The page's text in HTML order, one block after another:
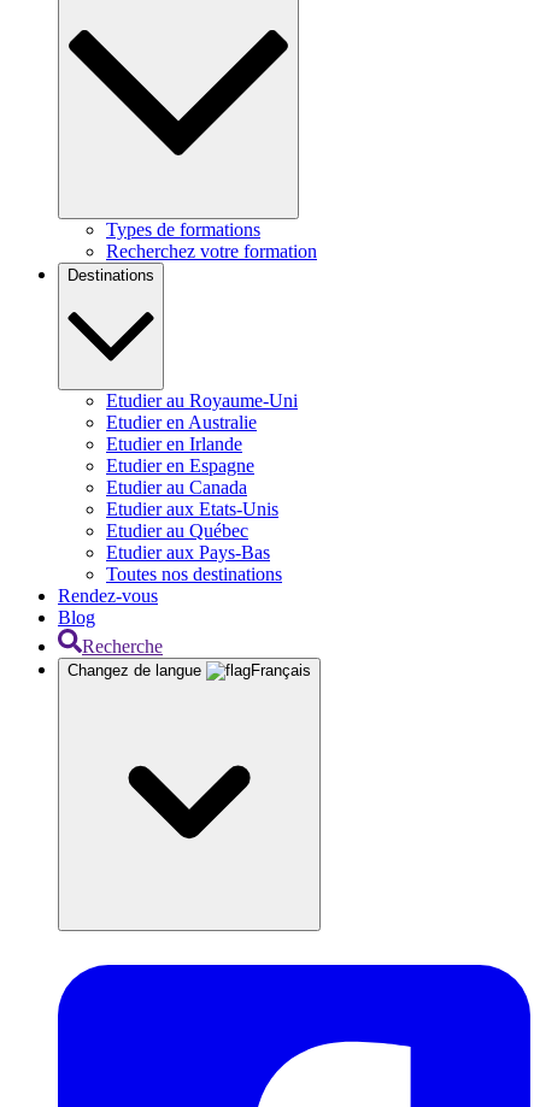
Types de formations
Recherchez votre formation
Destinations
Etudier au Royaume-Uni
Etudier en Australie
Etudier en Irlande
Etudier en Espagne
Etudier au Canada
Etudier aux Etats-Unis
Etudier au Québec
Etudier aux Pays-Bas
Toutes nos destinations
Rendez-vous
Blog
Recherche
Changez de langue Français